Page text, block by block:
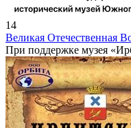
14
Великая Отечественная
При поддержке музея